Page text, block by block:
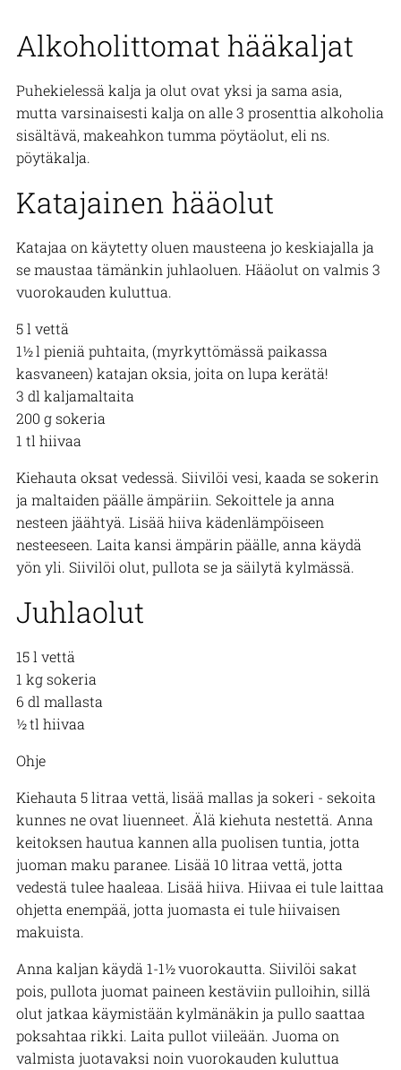
Alkoholittomat hääkaljat
Puhekielessä kalja ja olut ovat yksi ja sama asia,
mutta varsinaisesti kalja on alle 3 prosenttia alkoholia
sisältävä, makeahkon tumma pöytäolut, eli ns.
pöytäkalja.
Katajainen hääolut
Katajaa on käytetty oluen mausteena jo keskiajalla ja
se maustaa tämänkin juhlaoluen. Hääolut on valmis 3
vuorokauden kuluttua.
5 l vettä
1½ l pieniä puhtaita, (myrkyttömässä paikassa
kasvaneen) katajan oksia, joita on lupa kerätä!
3 dl kaljamaltaita
200 g sokeria
1 tl hiivaa
Kiehauta oksat vedessä. Siivilöi vesi, kaada se sokerin
ja maltaiden päälle ämpäriin. Sekoittele ja anna
nesteen jäähtyä. Lisää hiiva kädenlämpöiseen
nesteeseen. Laita kansi ämpärin päälle, anna käydä
yön yli. Siivilöi olut, pullota se ja säilytä kylmässä.
Juhlaolut
15 l vettä
1 kg sokeria
6 dl mallasta
½ tl hiivaa
Ohje
Kiehauta 5 litraa vettä, lisää mallas ja sokeri - sekoita
kunnes ne ovat liuenneet. Älä kiehuta nestettä. Anna
keitoksen hautua kannen alla puolisen tuntia, jotta
juoman maku paranee. Lisää 10 litraa vettä, jotta
vedestä tulee haaleaa. Lisää hiiva. Hiivaa ei tule laittaa
ohjetta enempää, jotta juomasta ei tule hiivaisen
makuista.
Anna kaljan käydä 1-1½ vuorokautta. Siivilöi sakat
pois, pullota juomat paineen kestäviin pulloihin, sillä
olut jatkaa käymistään kylmänäkin ja pullo saattaa
poksahtaa rikki. Laita pullot viileään. Juoma on
valmista juotavaksi noin vuorokauden kuluttua